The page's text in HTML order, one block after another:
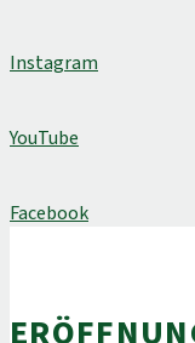
Instagram
YouTube
Facebook